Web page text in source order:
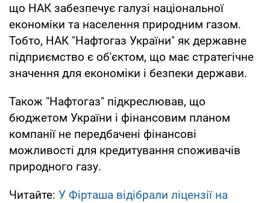
що НАК забезпечує галузі національної
економіки та населення природним газом.
Тобто, НАК "Нафтогаз України" як державне
підприємство є об'єктом, що має стратегічне
значення для економіки і безпеки держави.
Також "Нафтогаз" підкреслював, що
бюджетом України і фінансовим планом
компанії не передбачені фінансові
можливості для кредитування споживачів
природного газу.
Читайте: У Фірташа відібрали ліцензії на